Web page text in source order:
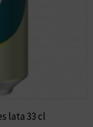
lata 33 cl